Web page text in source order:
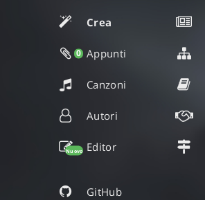
Crea
0 Appunti
Canzoni
Autori
Nuovo Editor
GitHub